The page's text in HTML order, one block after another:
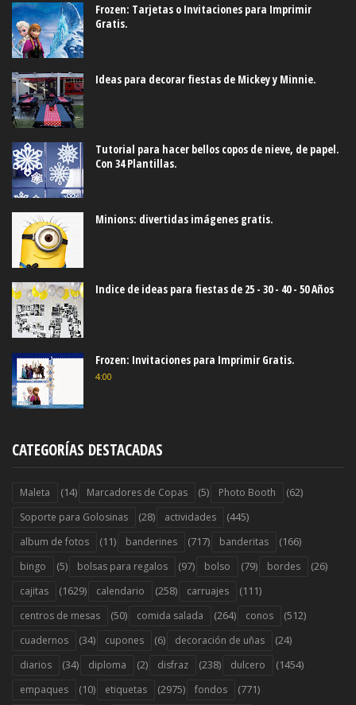
Frozen: Tarjetas o Invitaciones para Imprimir
Gratis.
Ideas para decorar fiestas de Mickey y Minnie.
Tutorial para hacer bellos copos de nieve, de papel.
Con 34 Plantillas.
Minions: divertidas imágenes gratis.
Indice de ideas para fiestas de 25 - 30 - 40 - 50 Años
Frozen: Invitaciones para Imprimir Gratis.
4:00
CATEGORÍAS DESTACADAS
Maleta (14) Marcadores de Copas (5) Photo Booth (62)
Soporte para Golosinas (28) actividades (445)
album de fotos (11) banderines (717) banderitas (166)
bingo (5) bolsas para regalos (97) bolso (79) bordes (26)
cajitas (1629) calendario (258) carruajes (111)
centros de mesas (50) comida salada (264) conos (512)
cuadernos (34) cupones (6) decoración de uñas (24)
diarios (34) diploma (2) disfraz (238) dulcero (1454)
empaques (10) etiquetas (2975) fondos (771)